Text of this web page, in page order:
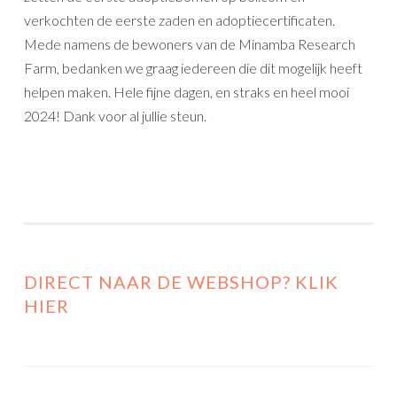
verkochten de eerste zaden en adoptiecertificaten.
Mede namens de bewoners van de Minamba Research
Farm, bedanken we graag iedereen die dit mogelijk heeft
helpen maken. Hele fijne dagen, en straks en heel mooi
2024! Dank voor al jullie steun.
DIRECT NAAR DE WEBSHOP? KLIK
HIER